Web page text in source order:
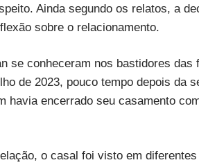
Ainda segundo os relatos, a
sobre o relacionamento.
se conheceram nos bastidores
de 2023, pouco tempo depois da
havia encerrado seu casamento
o casal foi visto em